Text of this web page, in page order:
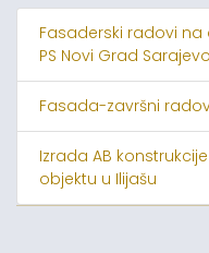
Fasaderski radovi
PS Novi Grad Sarajevo
Fasada-završni
Izrada AB
objektu u Ilijašu